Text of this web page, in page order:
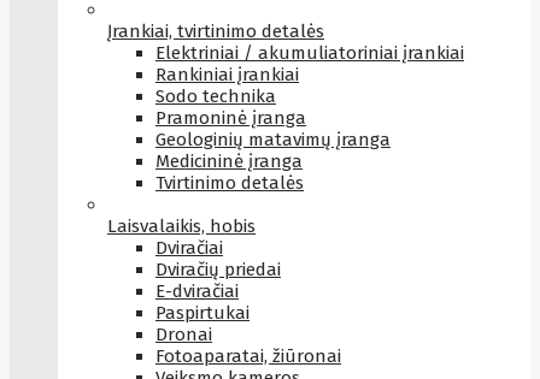
Įrankiai, tvirtinimo detalės
Elektriniai / akumuliatoriniai įrankiai
Rankiniai įrankiai
Sodo technika
Pramoninė įranga
Geologinių matavimų įranga
Medicininė įranga
Tvirtinimo detalės
Laisvalaikis, hobis
Dviračiai
Dviračių priedai
E-dviračiai
Paspirtukai
Dronai
Fotoaparatai, žiūronai